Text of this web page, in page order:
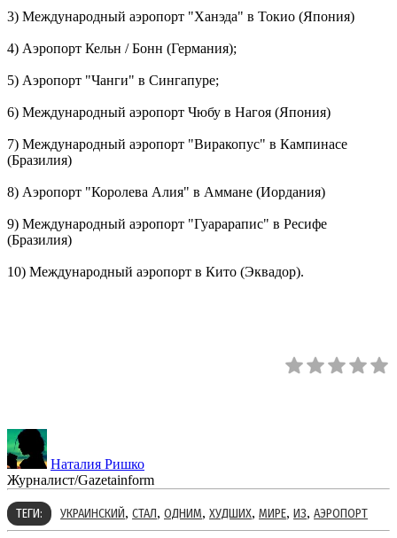
3) Международный аэропорт "Ханэда" в Токио (Япония)
4) Аэропорт Кельн / Бонн (Германия);
5) Аэропорт "Чанги" в Сингапуре;
6) Международный аэропорт Чюбу в Нагоя (Япония)
7) Международный аэропорт "Виракопус" в Кампинасе
(Бразилия)
8) Аэропорт "Королева Алия" в Аммане (Иордания)
9) Международный аэропорт "Гуарарапис" в Ресифе
(Бразилия)
10) Международный аэропорт в Кито (Эквадор).
Наталия Ришко
Журналист/Gazetainform
ТЕГИ: УКРАИНСКИЙ, СТАЛ, ОДНИМ, ХУДШИХ, МИРЕ, ИЗ, АЭРОПОРТ